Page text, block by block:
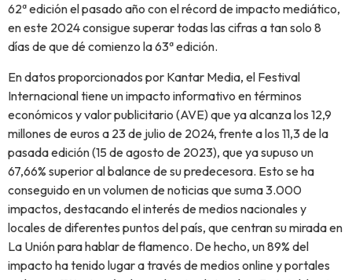
62ª edición el pasado año con el récord de impacto mediático,
en este 2024 consigue superar todas las cifras a tan solo 8
días de que dé comienzo la 63ª edición.
En datos proporcionados por Kantar Media, el Festival
Internacional tiene un impacto informativo en términos
económicos y valor publicitario (AVE) que ya alcanza los 12,9
millones de euros a 23 de julio de 2024, frente a los 11,3 de la
pasada edición (15 de agosto de 2023), que ya supuso un
67,66% superior al balance de su predecesora. Esto se ha
conseguido en un volumen de noticias que suma 3.000
impactos, destacando el interés de medios nacionales y
locales de diferentes puntos del país, que centran su mirada en
La Unión para hablar de flamenco. De hecho, un 89% del
impacto ha tenido lugar a través de medios online y portales